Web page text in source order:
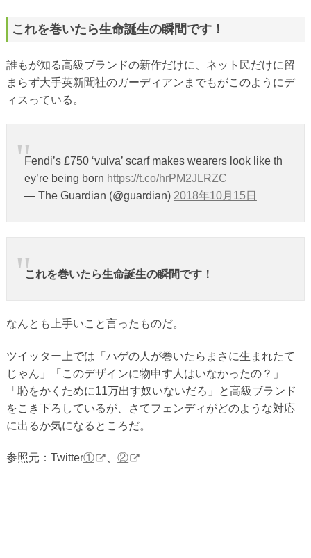
これを巻いたら生命誕生の瞬間です！
誰もが知る高級ブランドの新作だけに、ネット民だけに留
まらず大手英新聞社のガーディアンまでもがこのようにデ
ィスっている。
Fendi’s £750 ‘vulva’ scarf makes wearers look like th
ey’re being born https://t.co/hrPM2JLRZC
— The Guardian (@guardian) 2018年10月15日
これを巻いたら生命誕生の瞬間です！
なんとも上手いこと言ったものだ。
ツイッター上では「ハゲの人が巻いたらまさに生まれたて
じゃん」「このデザインに物申す人はいなかったの？」
「恥をかくために11万出す奴いないだろ」と高級ブランド
をこき下ろしているが、さてフェンディがどのような対応
に出るか気になるところだ。
参照元：Twitter① 、②